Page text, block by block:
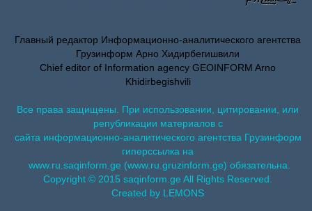
Главный редактор Информационно-аналитического агентства
Грузинформ Арно Хидирбегишвили
Chief editor of Information agency GEOINFORM Arno
Khidirbegishvili
Все права защищены. При использовании, цитировании, или
републикации материалов с
сайта информационно-аналитического агентства Грузинформ
гиперссылка на
www.ru.saqinform.ge (www.ru.gruzinform.ge) обязательна.
Copyright © 2015 saqinform.ge All Rights Reserved.
Created by LEMONS